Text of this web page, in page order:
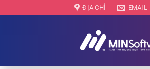
đến
ĐỊA CHỈ EMAIL